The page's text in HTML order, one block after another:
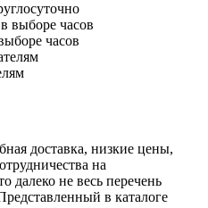
часов
доставка, низкие цены,
на
далеко не весь перечень
в каталоге